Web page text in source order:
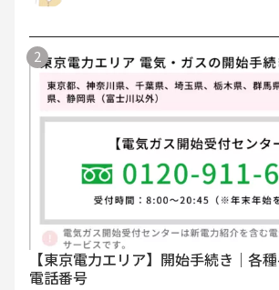
【東京電力エリア】開始手続き｜各
電話番号